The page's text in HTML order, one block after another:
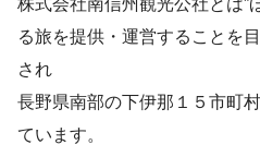
る旅を提供・運営することを
され
長野県南部の下伊那１５市町
ています。